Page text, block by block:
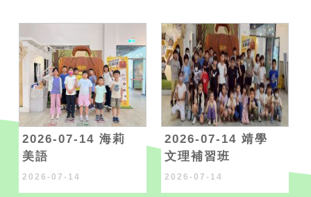
2026-07-14 海莉
美語
2026-07-14
2026-07-14 靖學
文理補習班
2026-07-14